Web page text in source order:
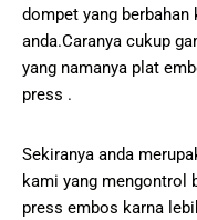
dompet yang
anda.Caranya cukup
yang namanya plat
press .
Sekiranya anda
kami yang mengontrol
press embos karna